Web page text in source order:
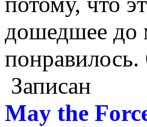
дошедшее до
Записан
May the